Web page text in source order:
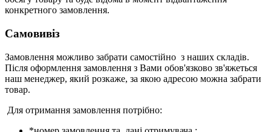
конкретного замовлення.
Самовивіз
Замовлення можливо забрати самостійно з наших складів.
Після оформлення замовлення з Вами обов'язково зв'яжеться
наш менеджер, який розкаже, за якою адресою можна забрати
товар.
Для отримання замовлення потрібно: